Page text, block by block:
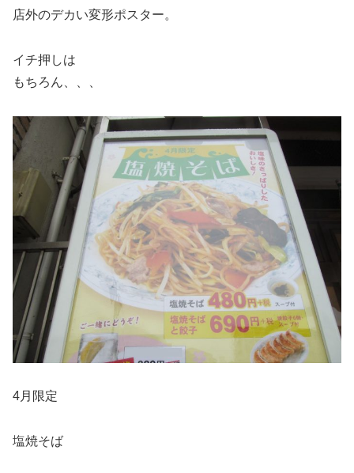
店外のデカい変形ポスター。
イチ押しは
もちろん、、、
4月限定
塩焼そば